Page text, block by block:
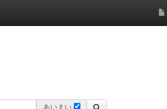
あいまい